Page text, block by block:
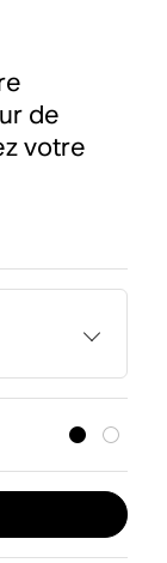
de
votre